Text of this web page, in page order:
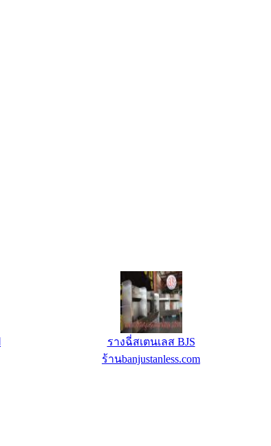
รางฉี่สเตนเลส BJS
ร้านbanjustanless.com